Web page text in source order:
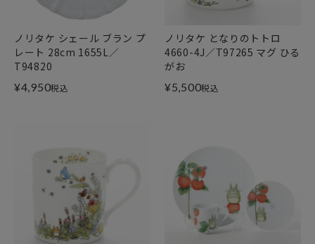
ノリタケ シェール ブラン プ
レート 28cm 1655L／
T94820
¥4,950税込
ノリタケ となりのトトロ
4660-4J／T97265 マグ ひる
がお
¥5,500税込